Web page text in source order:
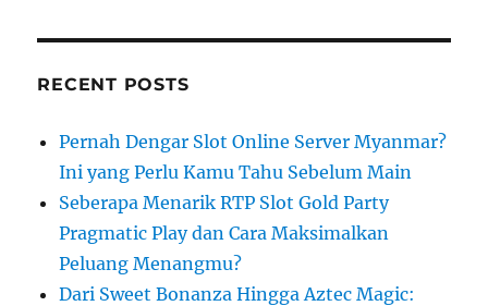
RECENT POSTS
Pernah Dengar Slot Online Server Myanmar?
Ini yang Perlu Kamu Tahu Sebelum Main
Seberapa Menarik RTP Slot Gold Party
Pragmatic Play dan Cara Maksimalkan
Peluang Menangmu?
Dari Sweet Bonanza Hingga Aztec Magic: